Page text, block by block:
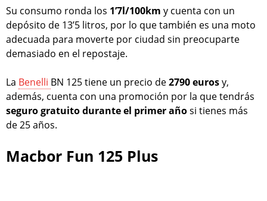
Su consumo ronda los 1’7l/100km y cuenta con un
depósito de 13’5 litros, por lo que también es una moto
adecuada para moverte por ciudad sin preocuparte
demasiado en el repostaje.
La Benelli BN 125 tiene un precio de2790 eurosy,
además, cuenta con una promoción por la que tendrás
seguro gratuito durante el primer añosi tienes más
de 25 años.
Macbor Fun 125 Plus